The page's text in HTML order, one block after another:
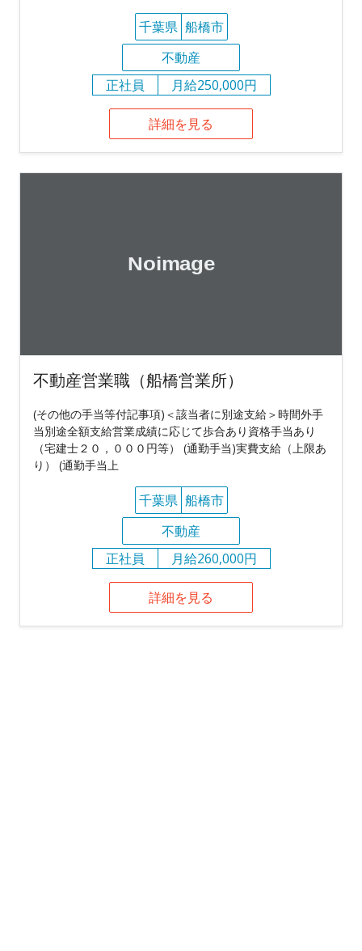
千葉県 船橋市
不動産
正社員
月給250,000円
詳細を見る
不動産営業職（船橋営業所）
(その他の手当等付記事項)＜該当者に別途支給＞時間外手
当別途全額支給営業成績に応じて歩合あり資格手当あり
（宅建士２０，０００円等） (通勤手当)実費支給（上限あ
り） (通勤手当上
千葉県 船橋市
不動産
正社員
月給260,000円
詳細を見る